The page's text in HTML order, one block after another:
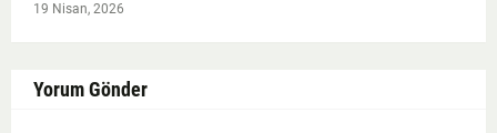
19 Nisan, 2026
Yorum Gönder